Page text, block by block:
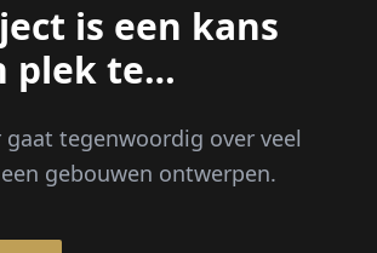
is een kans
plek te
te
tegenwoordig over veel
gebouwen ontwerpen.